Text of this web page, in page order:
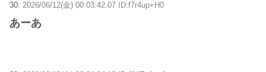
30: 2026/06/12(金) 00:03:42.07 ID:f7r4up+H0
あーあ